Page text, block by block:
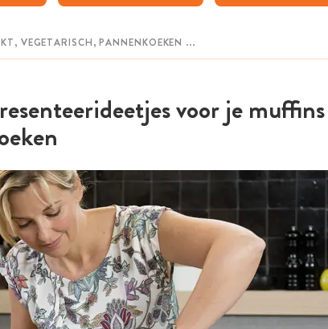
voor je